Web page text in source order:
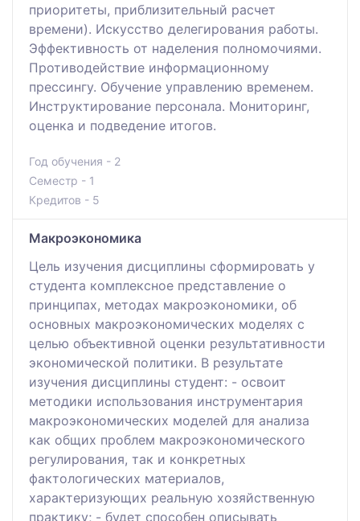
приоритеты, приблизительный расчет
времени). Искусство делегирования работы.
Эффективность от наделения полномочиями.
Противодействие информационному
прессингу. Обучение управлению временем.
Инструктирование персонала. Мониторинг,
оценка и подведение итогов.
Год обучения - 2
Семестр - 1
Кредитов - 5
Макроэкономика
Цель изучения дисциплины сформировать у
студента комплексное представление о
принципах, методах макроэкономики, об
основных макроэкономических моделях с
целью объективной оценки результативности
экономической политики. В результате
изучения дисциплины студент: - освоит
методики использования инструментария
макроэкономических моделей для анализа
как общих проблем макроэкономического
регулирования, так и конкретных
фактологических материалов,
характеризующих реальную хозяйственную
практику; - будет способен описывать